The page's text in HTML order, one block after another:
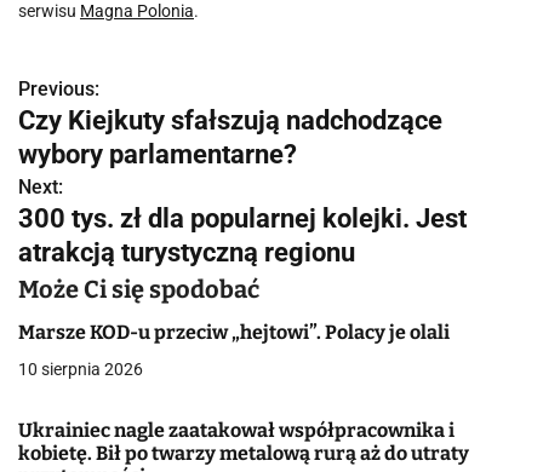
serwisu Magna Polonia.
N
a
w
i
g
a
c
j
a
Previous:
Czy Kiejkuty sfałszują nadchodzące
wybory parlamentarne?
Next:
300 tys. zł dla popularnej kolejki. Jest
atrakcją turystyczną regionu
Może Ci się spodobać
Marsze KOD-u przeciw „hejtowi”. Polacy je olali
10 sierpnia 2026
Ukrainiec nagle zaatakował współpracownika i
kobietę. Bił po twarzy metalową rurą aż do utraty